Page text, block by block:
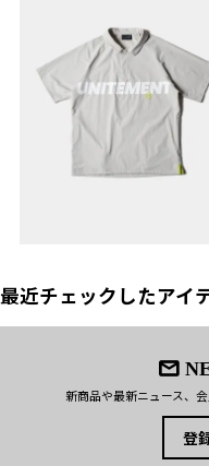
最近チェックしたアイ
新商品や最新ニュース、
登